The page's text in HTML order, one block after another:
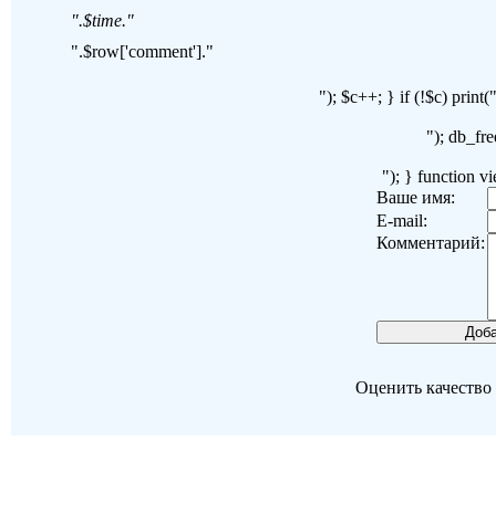
".$time."
".$row['comment']."
"); $c++; } if (!$c)
");
"); } function
Ваше имя:
E-mail:
Комментарий:
Оценить